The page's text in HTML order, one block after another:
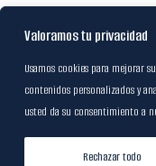
Valoramos tu privacidad
Usamos cookies para mejorar
contenidos personalizados y
usted da su consentimiento a
Rechazar todo
USuarios
Política de Datos
Certificación FSC